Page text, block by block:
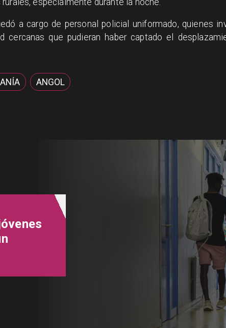
a cargo de personal policial uniformado, quienes
cercanas que pudieran haber captado el
ANGOL